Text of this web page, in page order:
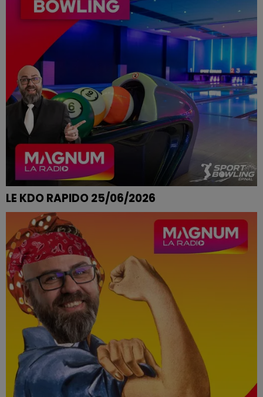
LE KDO RAPIDO 25/06/2026
LAETITIA DE MIRECOURT REMPORTE SES PARTIES DE
BOWLING CHEZ SPORT BOWLING A EPINAL